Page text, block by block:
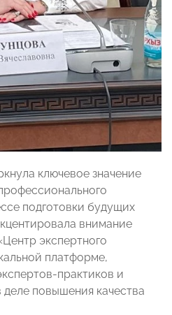
ключевое значение
подготовки будущих
внимание
экспертного
платформе,
практиков и
деле повышения качества